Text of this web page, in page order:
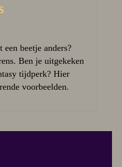
een beetje anders?
Ben je uitgekeken
tijdperk? Hier
voorbeelden.